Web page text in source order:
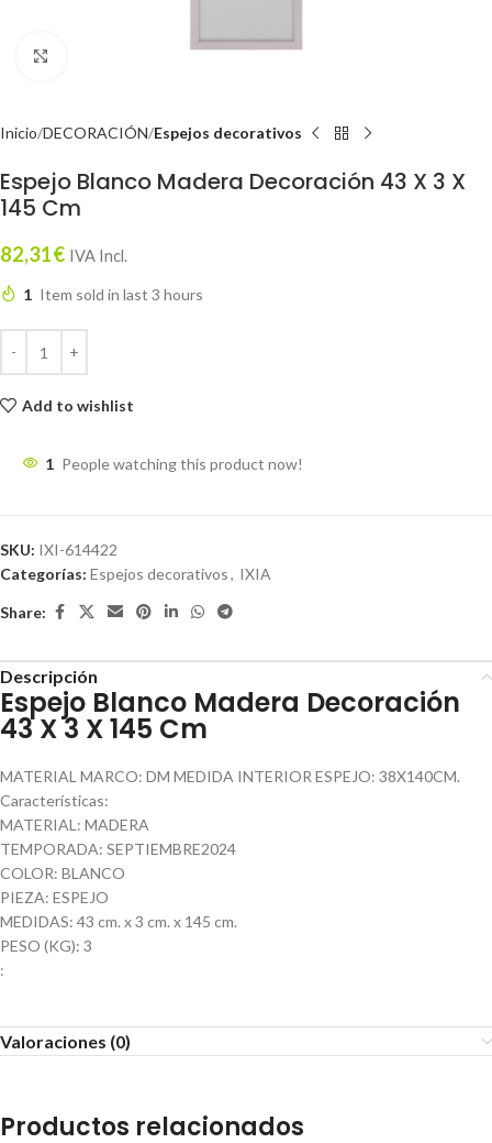
Inicio DECORACIÓN Espejos decorativos
Espejo Blanco Madera Decoración 43 X 3 X
145 Cm
82,31€ IVA Incl.
1 Item sold in last 3 hours
Add to wishlist
1 People watching this product now!
SKU: IXI-614422
Categorías: Espejos decorativos, IXIA
Share:
Descripción
Espejo Blanco Madera Decoración
43 X 3 X 145 Cm
MATERIAL MARCO: DM MEDIDA INTERIOR ESPEJO: 38X140CM.
Características:
MATERIAL: MADERA
TEMPORADA: SEPTIEMBRE2024
COLOR: BLANCO
PIEZA: ESPEJO
MEDIDAS: 43 cm. x 3 cm. x 145 cm.
PESO (KG): 3
:
Valoraciones (0)
Productos relacionados